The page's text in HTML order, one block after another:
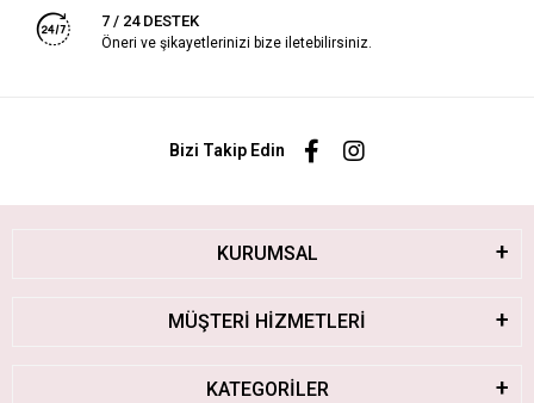
7 / 24 DESTEK
Öneri ve şikayetlerinizi bize iletebilirsiniz.
Bizi Takip Edin
KURUMSAL
MÜŞTERİ HİZMETLERİ
KATEGORİLER